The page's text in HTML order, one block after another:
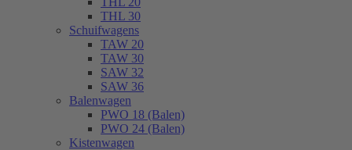
THL 30
Schuifwagens
TAW 20
TAW 30
SAW 32
SAW 36
Balenwagen
PWO 18 (Balen)
PWO 24 (Balen)
Kistenwagen